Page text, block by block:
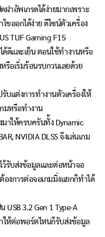
ฝาอัพเกรดได้ง่ายมากเพราะ
ขออกได้ง่าย ดีไซน์ตัวเครื่อง
TUF Gaming F15
ด้ดีและเย็น ตอนใช้ทำงานหรือ
รือเริ่มร้อนรบกวนเลยด้วย
บแต่งการทำงานตัวเครื่องให้
กมหรือทำงาน
มาให้ครบครันทั้ง Dynamic
NVIDIA DLSS จึงเล่นเกม
ว้รับส่งข้อมูลและต่อหน้าจอ
องการต่อจอเกมมิ่งแยกก็ทำได้
USB 3.2 Gen 1 Type-A
ให้ต่อพอร์ตไหนก็รับส่งข้อมูล